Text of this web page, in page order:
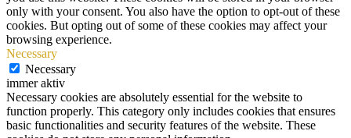
only with your consent. You also have the option to opt-out of these
cookies. But opting out of some of these cookies may affect your
browsing experience.
Necessary
Necessary
immer aktiv
Necessary cookies are absolutely essential for the website to
function properly. This category only includes cookies that ensures
basic functionalities and security features of the website. These